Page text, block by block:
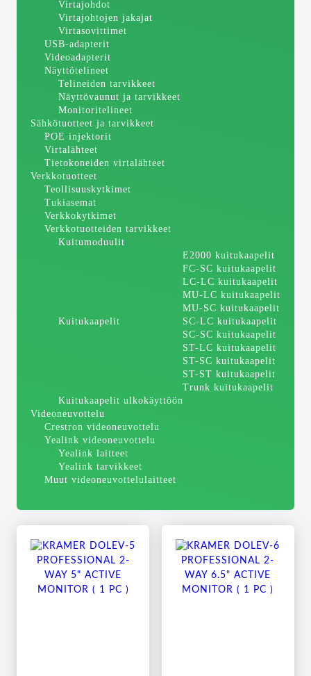
Virtajohdot
Virtajohtojen jakajat
Virtasovittimet
USB-adapterit
Videoadapterit
Näyttötelineet
Telineiden tarvikkeet
Näyttövaunut ja tarvikkeet
Monitoritelineet
Sähkötuotteet ja tarvikkeet
POE injektorit
Virtalähteet
Tietokoneiden virtalähteet
Verkkotuotteet
Teollisuuskytkimet
Tukiasemat
Verkkokytkimet
Verkkotuotteiden tarvikkeet
Kuitumoduulit
Kuitukaapelit
E2000 kuitukaapelit
FC-SC kuitukaapelit
LC-LC kuitukaapelit
MU-LC kuitukaapelit
MU-SC kuitukaapelit
SC-LC kuitukaapelit
SC-SC kuitukaapelit
ST-LC kuitukaapelit
ST-SC kuitukaapelit
ST-ST kuitukaapelit
Trunk kuitukaapelit
Kuitukaapelit ulkokäyttöön
Videoneuvottelu
Crestron videoneuvottelu
Yealink videoneuvottelu
Yealink laitteet
Yealink tarvikkeet
Muut videoneuvottelulaitteet